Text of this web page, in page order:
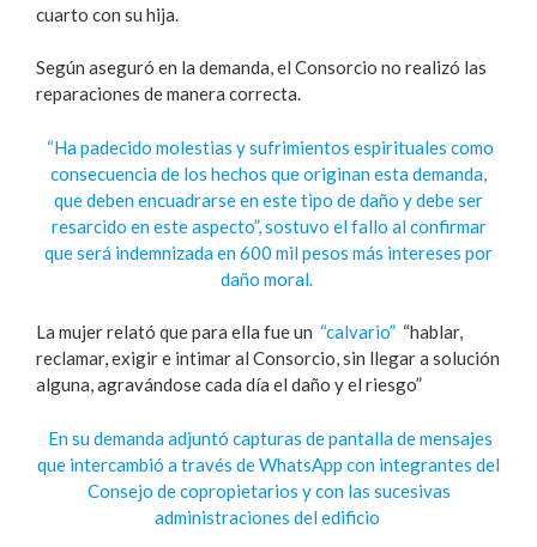
cuarto con su hija.
Según aseguró en la demanda, el Consorcio no realizó las
reparaciones de manera correcta.
“Ha padecido molestias y sufrimientos espirituales como
consecuencia de los hechos que originan esta demanda,
que deben encuadrarse en este tipo de daño y debe ser
resarcido en este aspecto”, sostuvo el fallo al confirmar
que será indemnizada en 600 mil pesos más intereses por
daño moral.
La mujer relató que para ella fue un “calvario” “hablar,
reclamar, exigir e intimar al Consorcio, sin llegar a solución
alguna, agravándose cada día el daño y el riesgo”
En su demanda adjuntó capturas de pantalla de mensajes
que intercambió a través de WhatsApp con integrantes del
Consejo de copropietarios y con las sucesivas
administraciones del edificio